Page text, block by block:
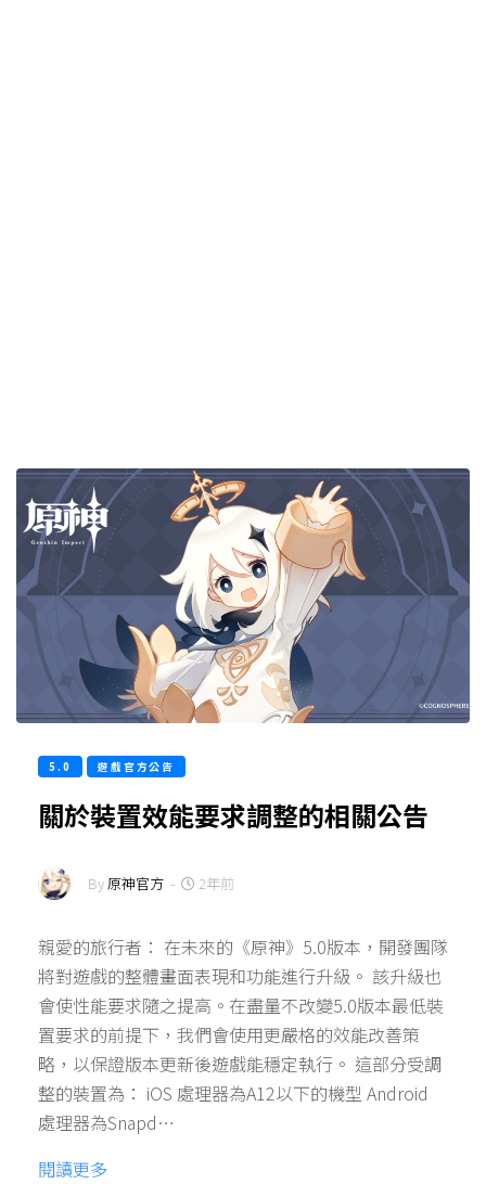
5.0 遊戲官方公告
關於裝置效能要求調整的相關公告
By原神官方 - 2年前
親愛的旅行者： 在未來的《原神》5.0版本，開發團隊
將對遊戲的整體畫面表現和功能進行升級。 該升級也
會使性能要求隨之提高。在盡量不改變5.0版本最低裝
置要求的前提下，我們會使用更嚴格的效能改善策
略，以保證版本更新後遊戲能穩定執行。 這部分受調
整的裝置為： iOS 處理器為A12以下的機型 Android
處理器為Snapd…
閱讀更多